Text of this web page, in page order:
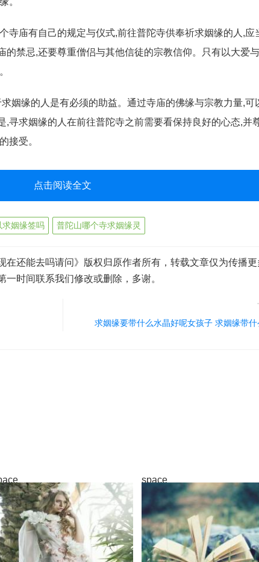
寺庙有自己的规定与仪式,前往普陀寺供奉祈求姻缘的人,应
的禁忌,还要尊重僧侣与其他信徒的宗教信仰。只有以大爱
姻缘的人是有必须的助益。通过寺庙的佛缘与宗教力量,可
,寻求姻缘的人在前往普陀寺之前需要看保持良好的心态,并
接受。
点击阅读全文
求姻缘签吗 普陀山哪个寺求姻缘灵
在还能去吗请问》版权归原作者所有，转载文章仅为传播
时间联系我们修改或删除，多谢。
求姻缘要带什么水晶好呢女孩子 求姻缘带
space